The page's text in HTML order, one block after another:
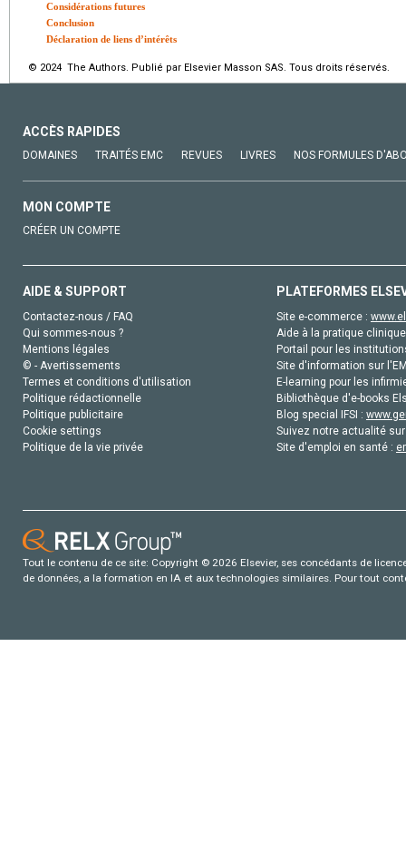
Considérations futures
Conclusion
Déclaration de liens d’intérêts
© 2024 The Authors. Publié par Elsevier Masson SAS. Tous droits réservés.
ACCÈS RAPIDES
DOMAINES TRAITÉS EMC REVUES LIVRES NOS FORMULES
MON COMPTE
CRÉER UN COMPTE
AIDE & SUPPORT
Contactez-nous / FAQ
Qui sommes-nous ?
Mentions légales
© - Avertissements
Termes et conditions d'utilisation
Politique rédactionnelle
Politique publicitaire
Cookie settings
Politique de la vie privée
PLATEFORMES
Site e-commerce :
Aide à la pratique
Portail pour les
Site d'information sur
E-learning pour les
Bibliothèque d'e-books
Blog special IFSI :
Suivez notre actualité
Site d'emploi en santé :
Tout le contenu de ce site: Copyright © 2026 Elsevier, ses concédants de
de données, a la formation en IA et aux technologies similaires. Pour tout